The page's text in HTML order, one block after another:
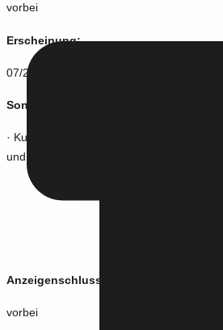
vorbei
Erscheinung:
07/2025
Sonderthemen:
· Kultursommer (11 - 20. Juli) · Hot
und Freizeitspaß · Hello Summer 1
Anzeigenschluss:
vorbei